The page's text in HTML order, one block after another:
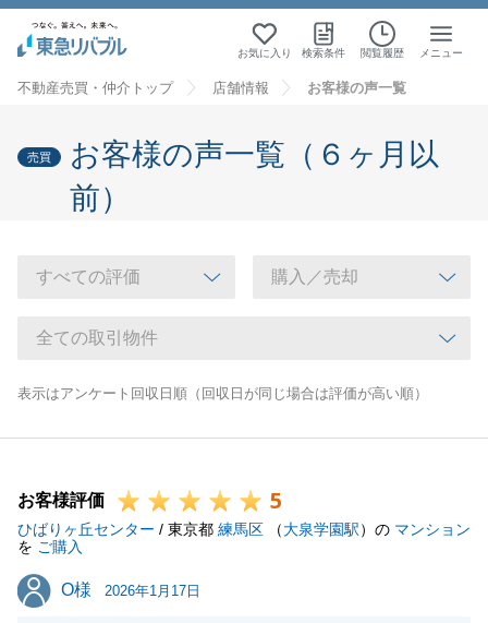
お気に入り 検索条件 閲覧履歴 メニュー
不動産売買・仲介トップ 店舗情報 お客様の声一覧
売買
お客様の声一覧（６ヶ月以
前）
表示はアンケート回収日順（回収日が同じ場合は評価が高い順）
お客様評価 5
ひばりヶ丘センター / 東京都 練馬区 （大泉学園駅）の マンション
を ご購入
O様
O様 2026年1月17日